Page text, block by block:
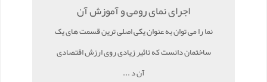
اجرای نمای رومی و آموزش آن
نما را می توان به عنوان یکی اصلی ترین قسمت های یک
ساختمان دانست که تاثیر زیادی روی ارزش اقتصادی
آن د ...